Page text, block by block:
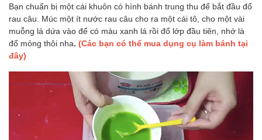
Bạn chuẩn bị một cái khuôn có hình bánh trung thu để bắt đầu đổ
rau câu. Múc một ít nước rau câu cho ra một cái tô, cho một vài
muỗng lá dứa vào để có màu xanh lá rồi đổ lớp đầu tiên, nhớ là
đổ mỏng thôi nha. (Các bạn có thể mua dụng cụ làm bánh tại
đây)